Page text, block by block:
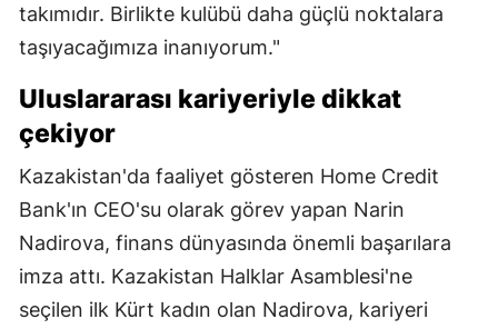
takımıdır. Birlikte kulübü daha güçlü noktalara
taşıyacağımıza inanıyorum."
Uluslararası kariyeriyle dikkat
çekiyor
Kazakistan'da faaliyet gösteren Home Credit
Bank'ın CEO'su olarak görev yapan Narin
Nadirova, finans dünyasında önemli başarılara
imza attı. Kazakistan Halklar Asamblesi'ne
seçilen ilk Kürt kadın olan Nadirova, kariyeri